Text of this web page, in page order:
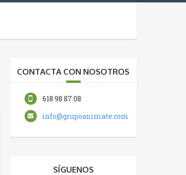
CONTACTA CON NOSOTROS
618 98 87 08
info@grupoanimate.com
SÍGUENOS